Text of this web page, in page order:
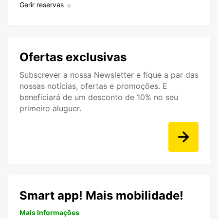
Gerir reservas
Ofertas exclusivas
Subscrever a nossa Newsletter e fique a par das
nossas notícias, ofertas e promoções. E
beneficiará de um desconto de 10% no seu
primeiro aluguer.
Smart app! Mais mobilidade!
Mais Informações